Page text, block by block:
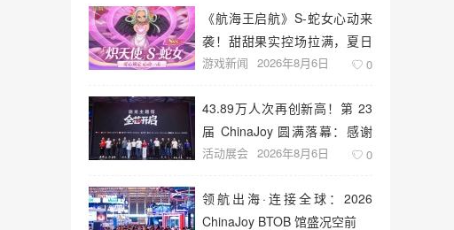
《航海王启航》S-蛇女心动来
袭！甜甜果实控场拉满，夏日
盛宴开启
游戏新闻 2026年8月6日 0
43.89万人次再创新高！第 23
届 ChinaJoy 圆满落幕：感谢
有你，共赴这场“与 AI 同游”的
活动展会 2026年8月6日 0
领航出海·连接全球：2026
ChinaJoy BTOB 馆盛况空前